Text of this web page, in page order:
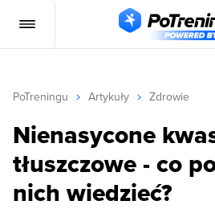
PoTreningu Artykuły Zdrowie
Nienasycone
tłuszczowe - co
nich wiedzieć?